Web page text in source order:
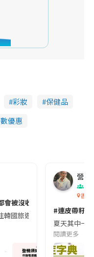
彩妝
保健品
優惠
被沒收😱出發前切記檢查
韓國旅遊的民眾，近期要
營養
香港
#連皮帶籽
夏天其中一
閱讀更多